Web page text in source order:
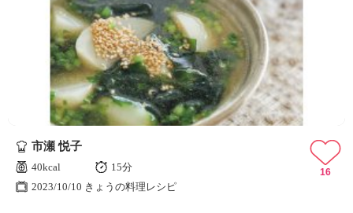
市瀬 悦子
40kcal
15分
2023/10/10 きょうの料理レシピ
16